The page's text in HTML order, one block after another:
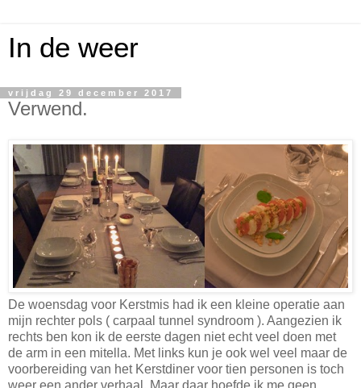
In de weer
vrijdag 29 december 2017
Verwend.
De woensdag voor Kerstmis had ik een kleine operatie aan
mijn rechter pols ( carpaal tunnel syndroom ). Aangezien ik
rechts ben kon ik de eerste dagen niet echt veel doen met
de arm in een mitella. Met links kun je ook wel veel maar de
voorbereiding van het Kerstdiner voor tien personen is toch
weer een ander verhaal. Maar daar hoefde ik me geen